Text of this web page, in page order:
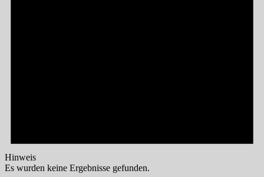
Hinweis
Es wurden keine Ergebnisse gefunden.